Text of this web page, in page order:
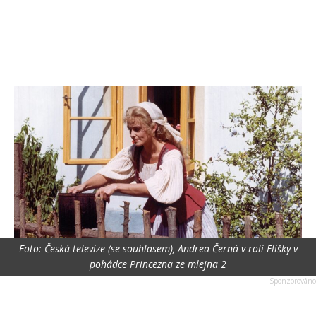
Foto: Česká televize (se souhlasem), Andrea Černá v roli Elišky v
pohádce Princezna ze mlejna 2